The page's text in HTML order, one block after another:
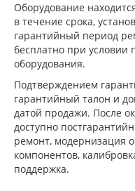
Оборудование
в течение срока,
гарантийный период
бесплатно при условии
оборудования.
Подтверждением
гарантийный талон и
датой продажи. После
доступно
ремонт, модернизация
компонентов,
поддержка.